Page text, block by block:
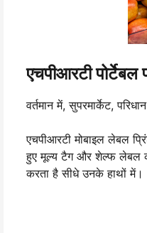
एचपीआरटी पोर्टेबल
वर्तमान में, सुपरमार्केट,
एचपीआरटी मोबाइल लेबल
हुए मूल्य टैग और शेल्फ लेबल
करता है सीधे उनके हाथों में।